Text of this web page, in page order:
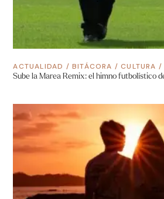
ACTUALIDAD /BITÁCORA /CULTURA
Sube la Marea Remix: el himno futbolístico